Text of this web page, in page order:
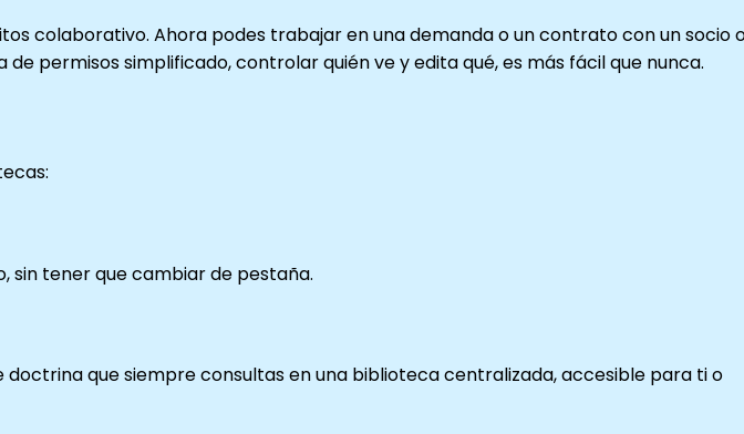
colaborativo. Ahora podes trabajar en una demanda o un contrato con un socio
permisos simplificado, controlar quién ve y edita qué, es más fácil que nunca.
sin tener que cambiar de pestaña.
que siempre consultas en una biblioteca centralizada, accesible para ti o